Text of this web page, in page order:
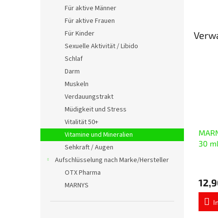
Für aktive Männer
Für aktive Frauen
Für Kinder
Sexuelle Aktivität / Libido
Schlaf
Darm
Muskeln
Verdauungstrakt
Müdigkeit und Stress
Vitalität 50+
Vitamine und Mineralien
Sehkraft / Augen
Aufschlüsselung nach Marke/Hersteller
OTX Pharma
MARNYS
30 ml
ist
5,0
von